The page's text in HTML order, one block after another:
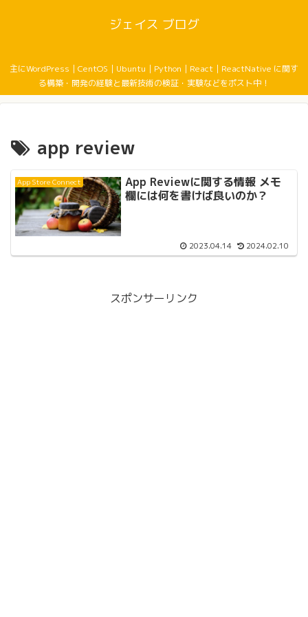
ジェイス ブログ
主にWordPress｜CentOS｜Ubuntu｜Python｜React｜ReactNative に関す
る構築・開発の経験と最新技術の検証・実験などをポスト中！
app review
App Store Connect
App Reviewに関する情報 メモ
欄には何を書けば良いのか？
2023.04.14 2024.02.10
スポンサーリンク